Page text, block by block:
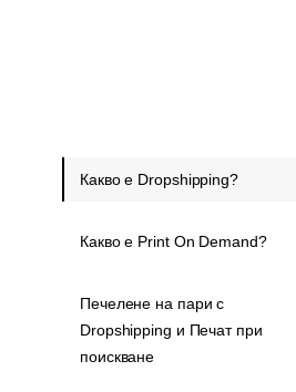
Какво е Dropshipping?
Какво е Print On Demand?
Печелене на пари с
Dropshipping и Печат при
поискване